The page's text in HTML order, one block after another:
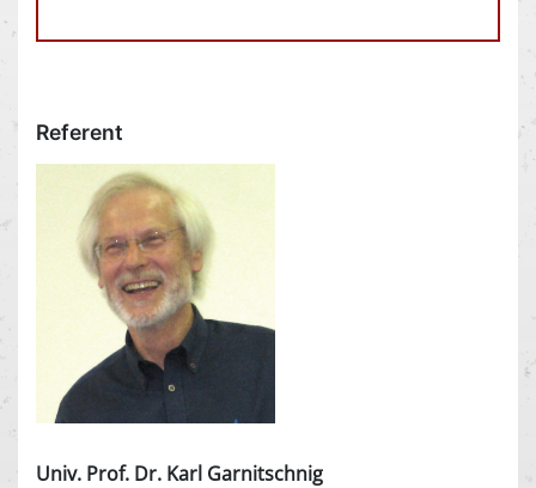
Referent
Univ. Prof. Dr. Karl Garnitschnig